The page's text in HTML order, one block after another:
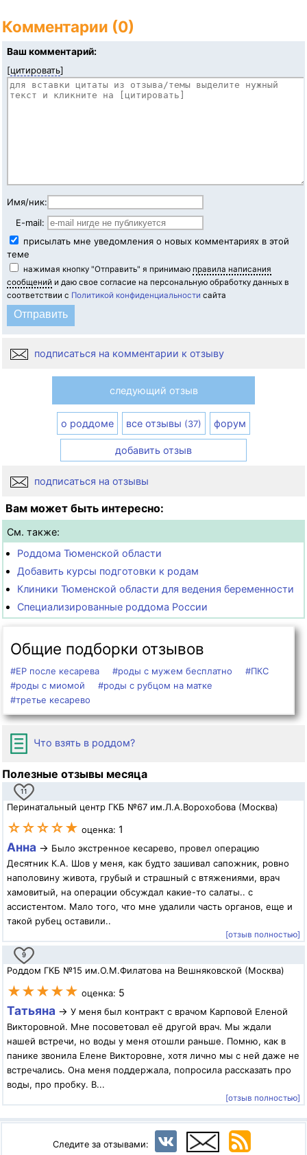
Комментарии (0)
Ваш комментарий:
[цитировать]
Имя/ник:
E-mail:
присылать мне уведомления о новых комментариях в этой
теме
нажимая кнопку "Отправить" я принимаю правила написания
сообщений и даю свое согласие на персональную обработку данных в
соответствии с Политикой конфиденциальности сайта
подписаться на комментарии к отзыву
следующий отзыв
о роддоме все отзывы (37) форум
добавить отзыв
подписаться на отзывы
Вам может быть интересно:
См. также:
Роддома Тюменской области
Добавить курсы подготовки к родам
Клиники Тюменской области для ведения беременности
Специализированные роддома России
Общие подборки отзывов
#ЕР после кесарева #роды с мужем бесплатно
#ПКС
#роды с миомой
#роды с рубцом на матке
#третье кесарево
Что взять в роддом?
Полезные отзывы месяца
11
Перинатальный центр ГКБ №67 им.Л.А.Ворохобова (Москва)
☆☆☆☆★ оценка: 1
Анна → Было экстренное кесарево, провел операцию
Десятник К.А. Шов у меня, как будто зашивал сапожник, ровно
наполовину живота, грубый и страшный с втяжениями, врач
хамовитый, на операции обсуждал какие-то салаты.. с
ассистентом. Мало того, что мне удалили часть органов, еще и
такой рубец оставили..
[отзыв полностью]
9
Роддом ГКБ №15 им.О.М.Филатова на Вешняковской (Москва)
★★★★★ оценка: 5
Татьяна → У меня был контракт с врачом Карповой Еленой
Викторовной. Мне посоветовал её другой врач. Мы ждали
нашей встречи, но воды у меня отошли раньше. Помню, как в
панике звонила Елене Викторовне, хотя лично мы с ней даже не
встречались. Она меня поддержала, попросила рассказать про
воды, про пробку. В...
[отзыв полностью]
Следите за отзывами: